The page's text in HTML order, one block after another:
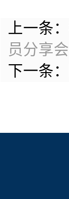
上一条：
员分享会
下一条：